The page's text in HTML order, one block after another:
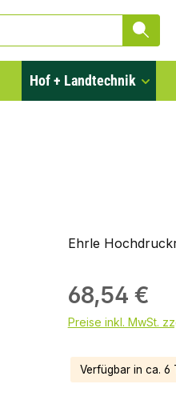
Hof + Landtechnik
Ehrle
68,54 €
Preise inkl. MwSt.
Verfügbar in ca. 6